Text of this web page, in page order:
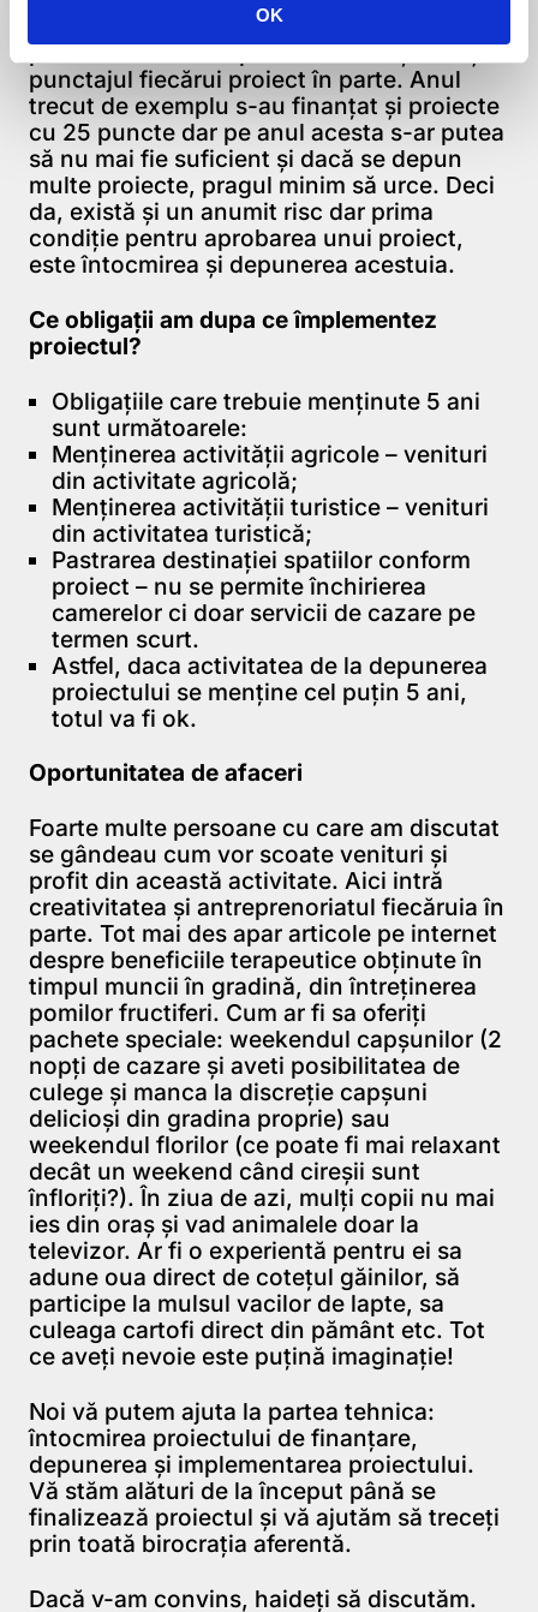
OK
se poate controla de loc: numărul de
proiecte care se depun la nivel național și
punctajul fiecărui proiect în parte. Anul
trecut de exemplu s-au finanțat și proiecte
cu 25 puncte dar pe anul acesta s-ar putea
să nu mai fie suficient și dacă se depun
multe proiecte, pragul minim să urce. Deci
da, există și un anumit risc dar prima
condiție pentru aprobarea unui proiect,
este întocmirea și depunerea acestuia.
Ce obligații am dupa ce împlementez
proiectul?
Obligațiile care trebuie menținute 5 ani
sunt următoarele:
Menținerea activității agricole – venituri
din activitate agricolă;
Menținerea activității turistice – venituri
din activitatea turistică;
Pastrarea destinației spatiilor conform
proiect – nu se permite închirierea
camerelor ci doar servicii de cazare pe
termen scurt.
Astfel, daca activitatea de la depunerea
proiectului se menține cel puțin 5 ani,
totul va fi ok.
Oportunitatea de afaceri
Foarte multe persoane cu care am discutat
se gândeau cum vor scoate venituri și
profit din această activitate. Aici intră
creativitatea și antreprenoriatul fiecăruia în
parte. Tot mai des apar articole pe internet
despre beneficiile terapeutice obținute în
timpul muncii în gradină, din întreținerea
pomilor fructiferi. Cum ar fi sa oferiți
pachete speciale: weekendul capșunilor (2
nopți de cazare și aveti posibilitatea de
culege și manca la discreție capșuni
delicioși din gradina proprie) sau
weekendul florilor (ce poate fi mai relaxant
decât un weekend când cireșii sunt
înfloriți?). În ziua de azi, mulți copii nu mai
ies din oraș și vad animalele doar la
televizor. Ar fi o experientă pentru ei sa
adune oua direct de cotețul găinilor, să
participe la mulsul vacilor de lapte, sa
culeaga cartofi direct din pământ etc. Tot
ce aveți nevoie este puțină imaginație!
Noi vă putem ajuta la partea tehnica:
întocmirea proiectului de finanțare,
depunerea și implementarea proiectului.
Vă stăm alături de la început până se
finalizează proiectul și vă ajutăm să treceți
prin toată birocrația aferentă.
Dacă v-am convins, haideți să discutăm.